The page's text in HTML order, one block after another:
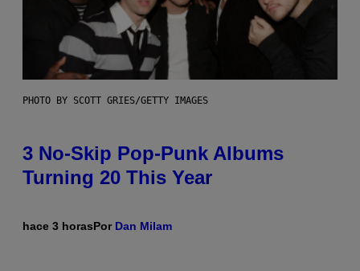
PHOTO BY SCOTT GRIES/GETTY IMAGES
3 No-Skip Pop-Punk Albums
Turning 20 This Year
hace 3 horasPor Dan Milam